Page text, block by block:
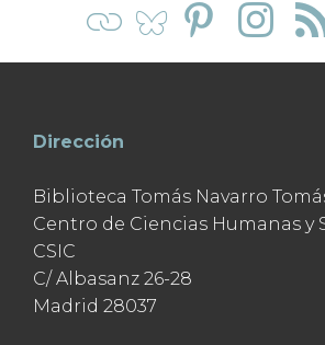
Dirección
Biblioteca Tomás Navarro
Centro de Ciencias Humanas y
CSIC
C/ Albasanz 26-28
Madrid 28037